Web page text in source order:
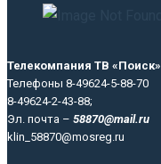
Телекомпания ТВ «Поиск»
Телефоны 8-49624-5-88-70
8-49624-2-43-88;
Эл. почта – 58870@mail.ru
klin_58870@mosreg.ru